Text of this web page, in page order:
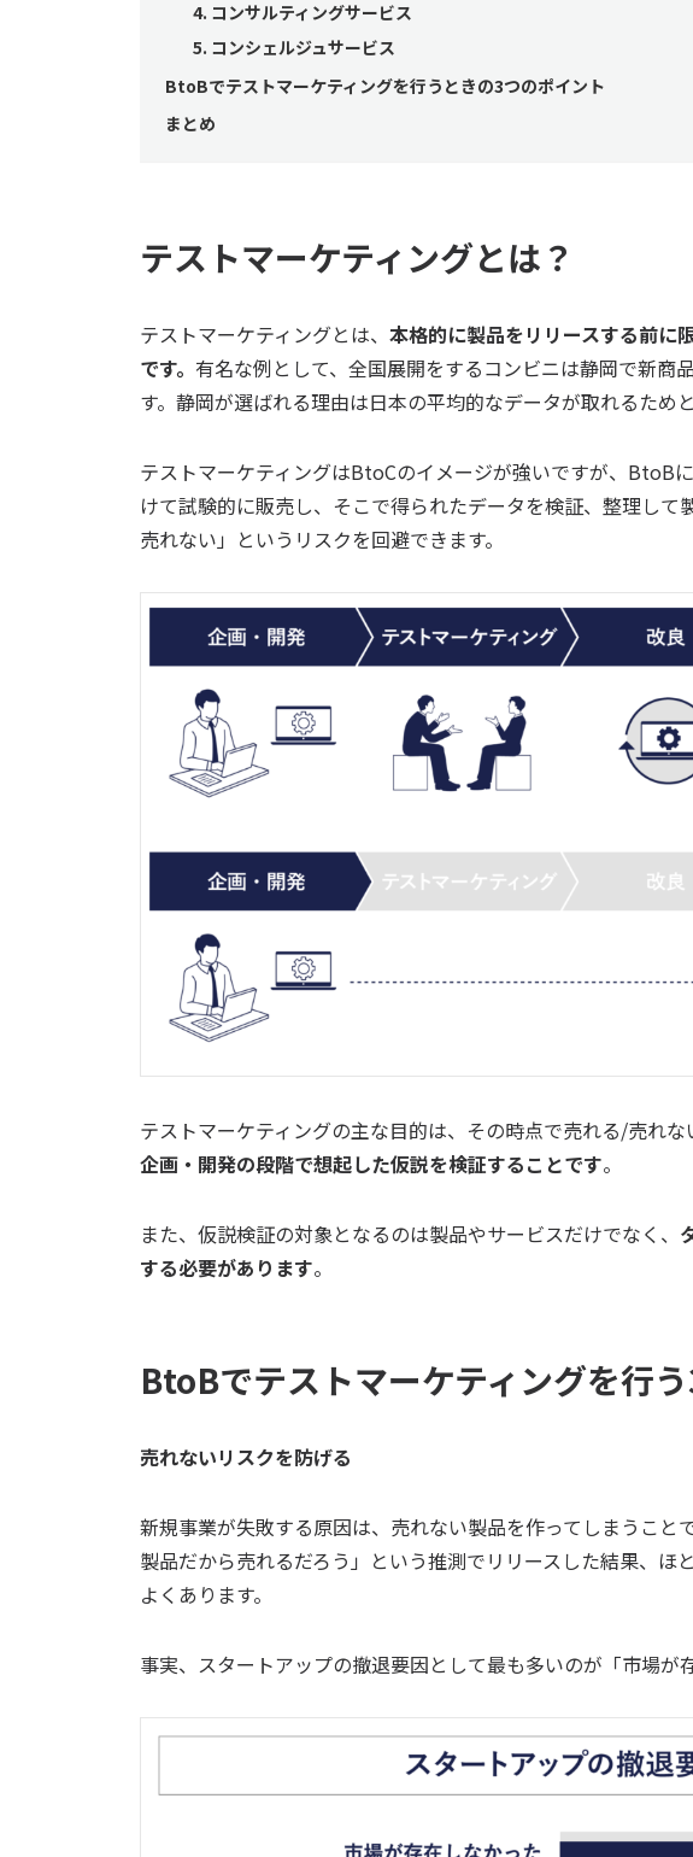
4. コンサルティングサービス
5. コンシェルジュサービス
BtoBでテストマーケティングを行うときの3つのポイント
まとめ
テストマーケティングとは？
テストマーケティングとは、 本格的に製品をリリースする前に
です。 有名な例として、全国展開をするコンビニは静岡で新商
す。静岡が選ばれる理由は日本の平均的なデータが取れるため
テストマーケティングはBtoCのイメージが強いですが、BtoB
けて試験的に販売し、そこで得られたデータを検証、整理して
売れない」というリスクを回避できます。
テストマーケティングの主な目的は、その時点で売れる/売れな
企画・開発の段階で想起した仮説を検証することです。
また、仮説検証の対象となるのは製品やサービスだけでなく、
する必要があります。
BtoBでテストマーケティングを行
売れないリスクを防げる
新規事業が失敗する原因は、売れない製品を作ってしまうこと
製品だから売れるだろう」という推測でリリースした結果、ほ
よくあります。
事実、スタートアップの撤退要因として最も多いのが「市場が